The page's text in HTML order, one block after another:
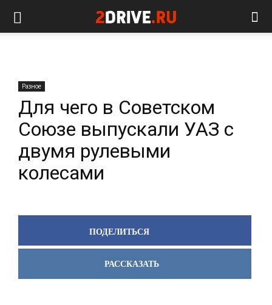
Разное
Для чего в Советском
Союзе выпускали УАЗ с
двумя рулевыми
колесами
ПОДЕЛИТЬСЯ
РАССКАЗАТЬ